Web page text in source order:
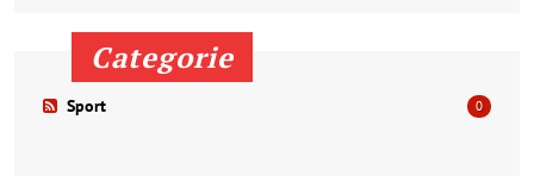
Categorie
0
Sport